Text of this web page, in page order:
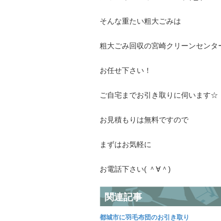
そんな重たい粗大ごみは
粗大ごみ回収の宮崎クリーンセンタ
お任せ下さい！
ご自宅までお引き取りに伺います☆
お見積もりは無料ですので
まずはお気軽に
お電話下さい( ＾∀＾)
関連記事
都城市に羽毛布団のお引き取り